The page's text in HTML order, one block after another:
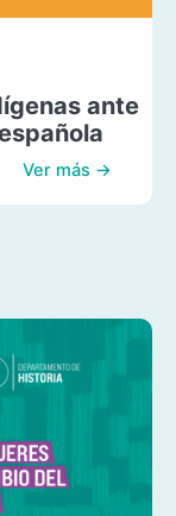
ante
Ver más →